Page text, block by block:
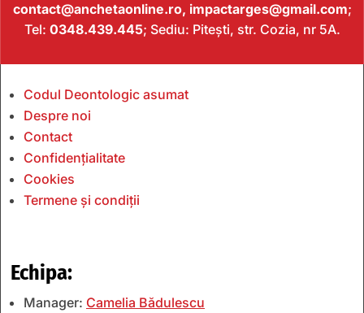
contact@anchetaonline.ro, impactarges@gmail.com;
Tel: 0348.439.445; Sediu: Pitești, str. Cozia, nr 5A.
Codul Deontologic asumat
Despre noi
Contact
Confidențialitate
Cookies
Termene și condiții
Echipa:
Manager: Camelia Bădulescu